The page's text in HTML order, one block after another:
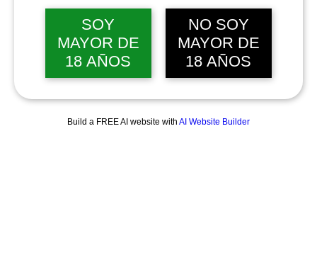
SOY
MAYOR DE
18 AÑOS
NO SOY
MAYOR DE
18 AÑOS
Build a FREE AI website with AI Website Builder